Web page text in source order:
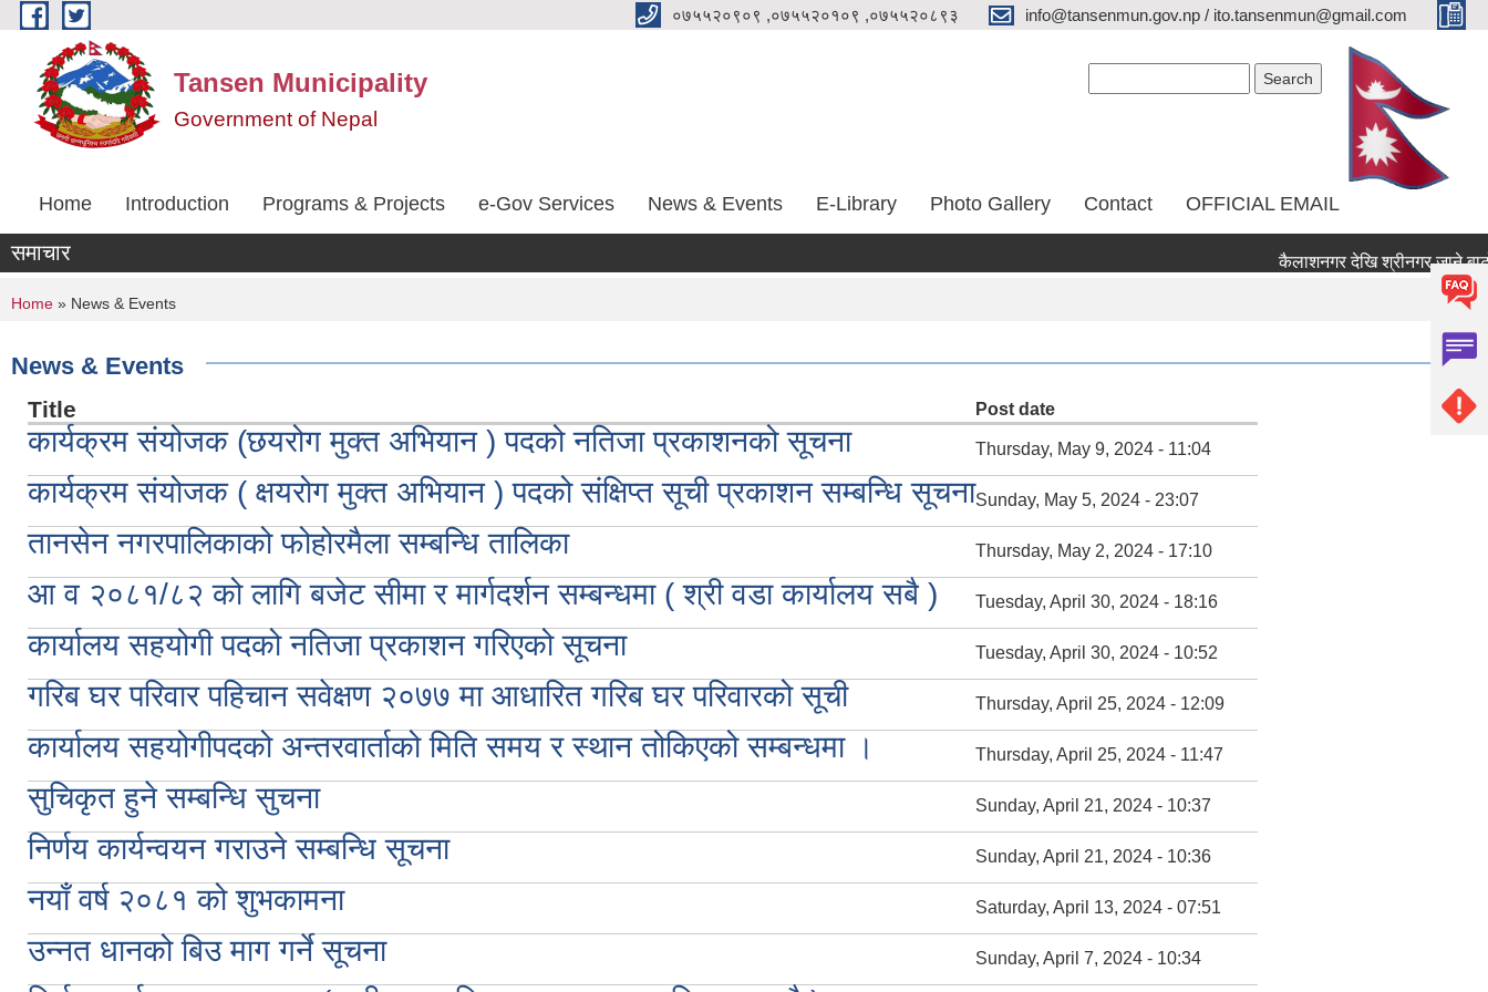
Skip to main content ०७५५२०९०९ ,०७५५२०१०९ ,०७५५२०८९३ info@tansenmun.gov.np / ito.tansenmun@gmail.com
Tansen Municipality
Government of Nepal
Home Introduction Programs & Projects e-Gov Services News & Events E-Library Photo Gallery Contact OFFICIAL EMAIL
समाचार
You are here
Home » News & Events
News & Events
Title Post date
कार्यक्रम संयोजक (छयरोग मुक्त अभियान ) पदको नतिजा प्रकाशनको सूचना Thursday, May 9, 2024 - 11:04
कार्यक्रम संयोजक ( क्षयरोग मुक्त अभियान ) पदको संक्षिप्त सूची प्रकाशन सम्बन्धि सूचनाSunday, May 5, 2024 - 23:07
तानसेन नगरपालिकाको फोहोरमैला सम्बन्धि तालिका Thursday, May 2, 2024 - 17:10
आ व २०८१/८२ को लागि बजेट सीमा र मार्गदर्शन सम्बन्धमा ( श्री वडा कार्यालय सबै ) Tuesday, April 30, 2024 - 18:16
कार्यालय सहयोगी पदको नतिजा प्रकाशन गरिएको सूचना Tuesday, April 30, 2024 - 10:52
गरिब घर परिवार पहिचान सवेक्षण २०७७ मा आधारित गरिब घर परिवारको सूची Thursday, April 25, 2024 - 12:09
कार्यालय सहयोगीपदको अन्तरवार्ताको मिति समय र स्थान तोकिएको सम्बन्धमा । Thursday, April 25, 2024 - 11:47
सुचिकृत हुने सम्बन्धि सुचना Sunday, April 21, 2024 - 10:37
निर्णय कार्यन्वयन गराउने सम्बन्धि सूचना Sunday, April 21, 2024 - 10:36
नयाँ वर्ष २०८१ को शुभकामना Saturday, April 13, 2024 - 07:51
उन्नत धानको बिउ माग गर्ने सूचना Sunday, April 7, 2024 - 10:34